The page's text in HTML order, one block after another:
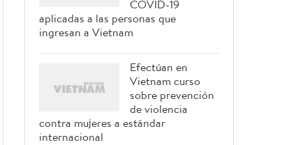
COVID-19
aplicadas a las personas que
ingresan a Vietnam
Efectúan en
Vietnam curso
sobre prevención
de violencia
contra mujeres a estándar
internacional